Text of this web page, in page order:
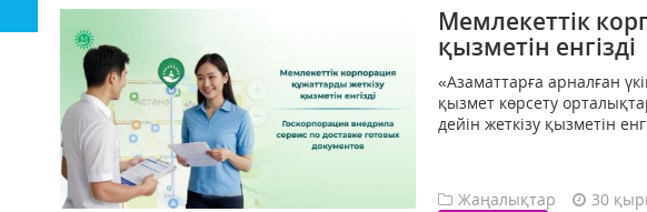
Мемлекеттік
қызметін енгізді
«Азаматтарға арналған
қызмет көрсету
дейін жеткізу қызметін
Жаңалықтар 30